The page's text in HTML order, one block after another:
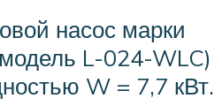
насос марки
L-024-WLC)
W = 7,7 кВт.